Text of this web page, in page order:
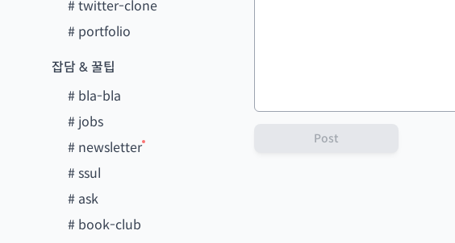
#twitter-clone
# portfolio
잡담 & 꿀팁
# bla-bla
# jobs
# newsletter
#ssul
# ask
# book-club
Post